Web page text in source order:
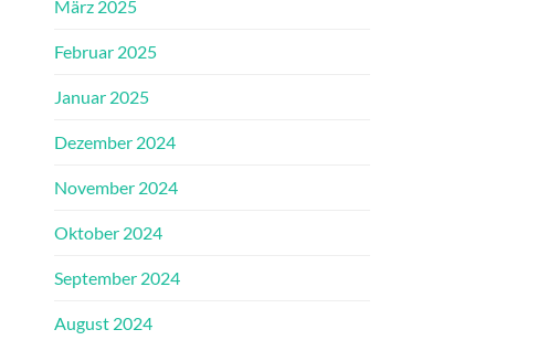
März 2025
Februar 2025
Januar 2025
Dezember 2024
November 2024
Oktober 2024
September 2024
August 2024